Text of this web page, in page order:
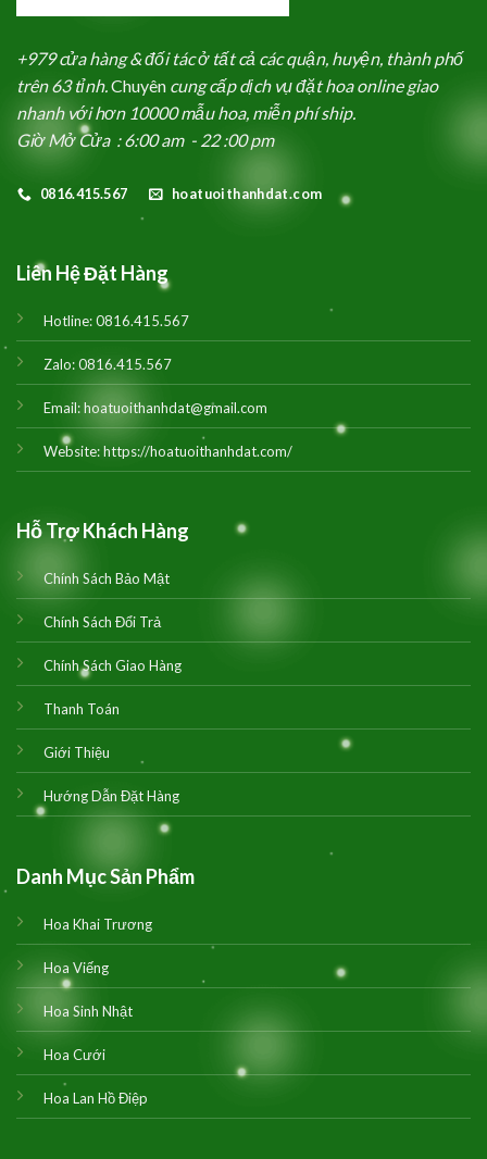
+979 cửa hàng & đối tác ở tất cả các quận, huyện, thành phố
trên 63 tỉnh.Chuyên cung cấp dịch vụ đặt hoa online giao
nhanh với hơn 10000 mẫu hoa, miễn phí ship.
Giờ Mở Cửa : 6:00 am - 22 :00 pm
0816.415.567 hoatuoithanhdat.com
Liên Hệ Đặt Hàng
Hotline:0816.415.567
Zalo:0816.415.567
Email:hoatuoithanhdat@gmail.com
Website:https://hoatuoithanhdat.com/
Hỗ Trợ Khách Hàng
Chính Sách Bảo Mật
Chính Sách Đổi Trả
Chính Sách Giao Hàng
Thanh Toán
Giới Thiệu
Hướng Dẫn Đặt Hàng
Danh Mục Sản Phẩm
Hoa Khai Trương
Hoa Viếng
Hoa Sinh Nhật
Hoa Cưới
Hoa Lan Hồ Điệp